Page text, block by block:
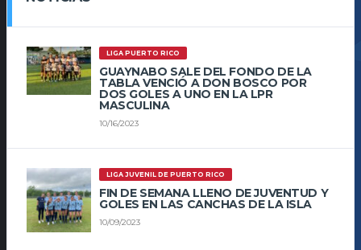
LIGA PUERTO RICO
GUAYNABO SALE DEL FONDO DE LA
TABLA VENCIÓ A DON BOSCO POR
DOS GOLES A UNO EN LA LPR
MASCULINA
10/16/2023
LIGA JUVENIL DE PUERTO RICO
FIN DE SEMANA LLENO DE JUVENTUD Y
GOLES EN LAS CANCHAS DE LA ISLA
10/09/2023